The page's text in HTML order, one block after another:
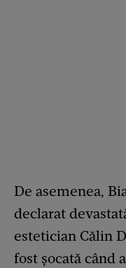
De asemenea,
declarat
estetician Călin
fost șocată când